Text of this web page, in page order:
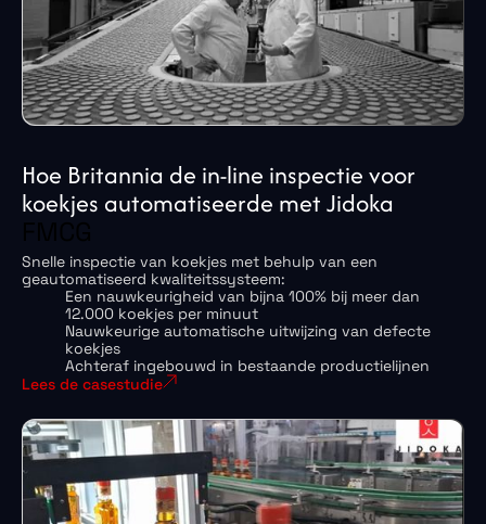
Hoe Britannia de in-line inspectie voor
koekjes automatiseerde met Jidoka
Snelle inspectie van koekjes met behulp van een
geautomatiseerd kwaliteitssysteem:
Een nauwkeurigheid van bijna 100% bij meer dan
12.000 koekjes per minuut
Nauwkeurige automatische uitwijzing van defecte
koekjes
Achteraf ingebouwd in bestaande productielijnen
Lees de casestudie